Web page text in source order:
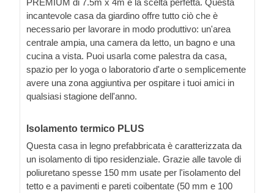
incantevole casa da giardino offre tutto ciò che è
necessario per lavorare in modo produttivo: un'area
centrale ampia, una camera da letto, un bagno e una
cucina a vista. Puoi usarla come palestra da casa,
spazio per lo yoga o laboratorio d'arte o semplicemente
avere una zona aggiuntiva per ospitare i tuoi amici in
qualsiasi stagione dell'anno.
Isolamento termico PLUS
Questa casa in legno prefabbricata è caratterizzata da
un isolamento di tipo residenziale. Grazie alle tavole di
poliuretano spesse 150 mm usate per l'isolamento del
tetto e a pavimenti e pareti coibentate (50 mm e 100